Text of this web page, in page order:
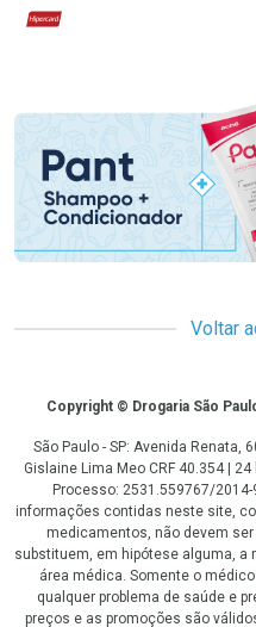
Hipercard
Promoção em
Voltar
CopyrightCopyright © Drogaria São
São Paulo - SP: Avenida Renata,
Gislaine Lima Meo CRF 40.354 |
Processo: 2531.559767/
informações contidas neste site,
medicamentos, não devem
substituem, em hipótese alguma, a
área médica. Somente o
qualquer problema de saúde e
preços e as promoções são